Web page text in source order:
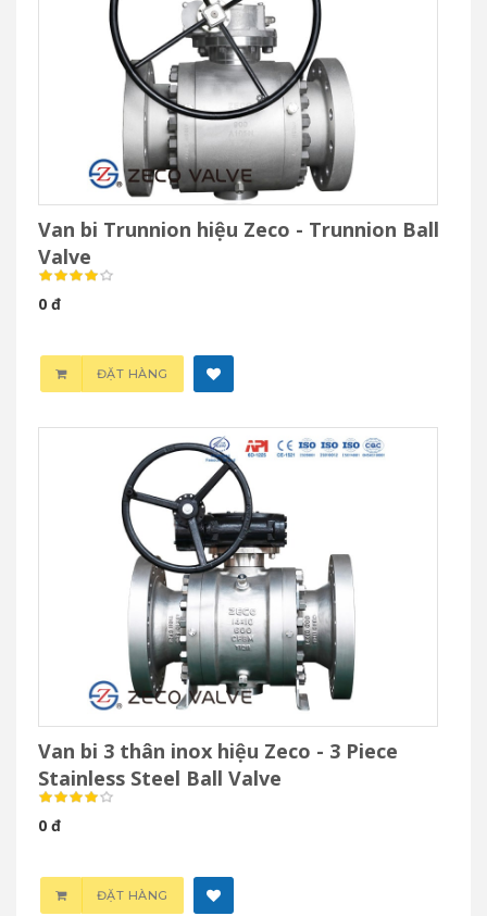
Van bi Trunnion hiệu Zeco - Trunnion Ball
Valve
0 đ
ĐẶT HÀNG
Van bi 3 thân inox hiệu Zeco - 3 Piece
Stainless Steel Ball Valve
0 đ
ĐẶT HÀNG